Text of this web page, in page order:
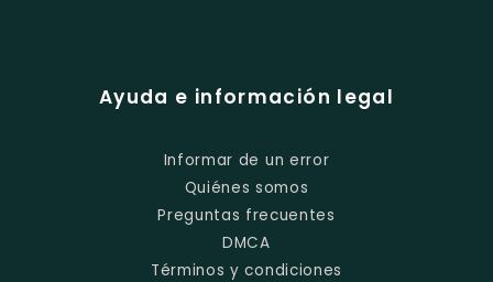
Ayuda e información legal
Informar de un error
Quiénes somos
Preguntas frecuentes
DMCA
Términos y condiciones